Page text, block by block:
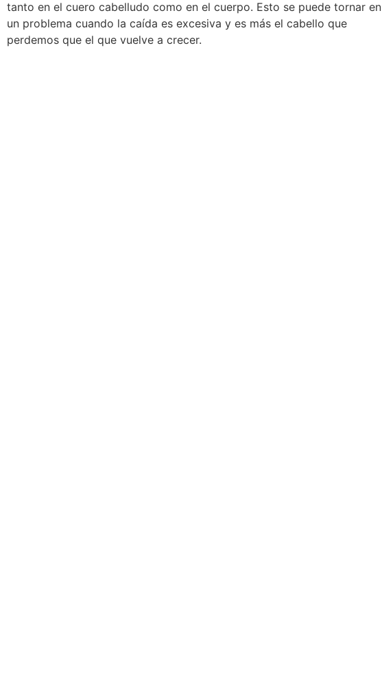
tanto en el cuero cabelludo como en el cuerpo. Esto se puede tornar en
un problema cuando la caída es excesiva y es más el cabello que
perdemos que el que vuelve a crecer.